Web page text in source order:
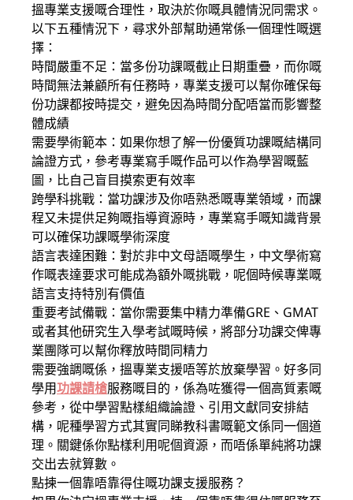
搵專業支援嘅合理性，取決於你嘅具體情況同需求。
以下五種情況下，尋求外部幫助通常係一個理性嘅選
擇：
時間嚴重不足：當多份功課嘅截止日期重疊，而你嘅
時間無法兼顧所有任務時，專業支援可以幫你確保每
份功課都按時提交，避免因為時間分配唔當而影響整
體成績
需要學術範本：如果你想了解一份優質功課嘅結構同
論證方式，參考專業寫手嘅作品可以作為學習嘅藍
圖，比自己盲目摸索更有效率
跨學科挑戰：當功課涉及你唔熟悉嘅專業領域，而課
程又未提供足夠嘅指導資源時，專業寫手嘅知識背景
可以確保功課嘅學術深度
語言表達困難：對於非中文母語嘅學生，中文學術寫
作嘅表達要求可能成為額外嘅挑戰，呢個時候專業嘅
語言支持特別有價值
重要考試備戰：當你需要集中精力準備GRE、GMAT
或者其他研究生入學考試嘅時候，將部分功課交俾專
業團隊可以幫你釋放時間同精力
需要強調嘅係，搵專業支援唔等於放棄學習。好多同
學用功課請槍服務嘅目的，係為咗獲得一個高質素嘅
參考，從中學習點樣組織論證、引用文獻同安排結
構，呢種學習方式其實同睇教科書嘅範文係同一個道
理。關鍵係你點樣利用呢個資源，而唔係單純將功課
交出去就算數。
點揀一個靠唔靠得住嘅功課支援服務？